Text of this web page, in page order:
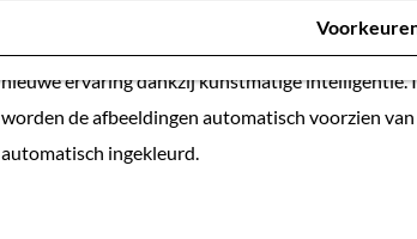
Zoeken in de beeldbank van Erfgoed ’s-
nieuwe ervaring dankzij kunstmatige intelligentie.
worden de afbeeldingen automatisch voorzien
automatisch ingekleurd.